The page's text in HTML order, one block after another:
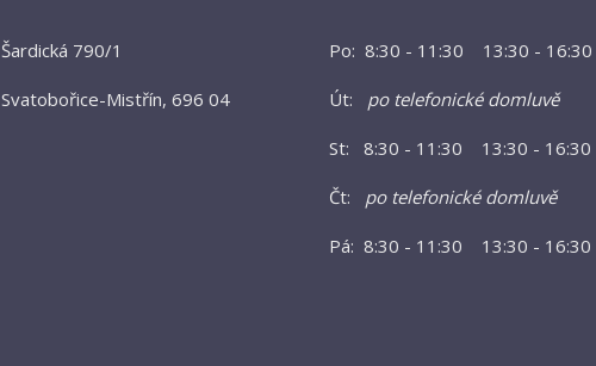
Šardická 790/1
Svatobořice-Mistřín, 696 04
Po: 8:30 - 11:30 13:30 - 16:30
Út: po telefonické domluvě
St: 8:30 - 11:30 13:30 - 16:30
Čt: po telefonické domluvě
Pá: 8:30 - 11:30 13:30 - 16:30